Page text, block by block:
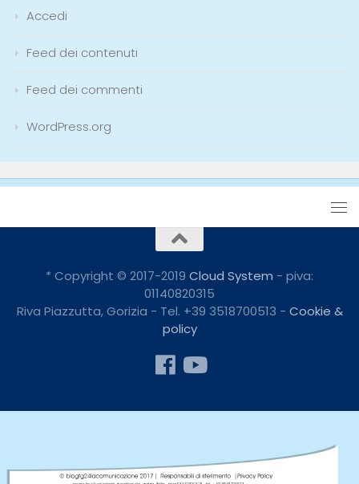
Accedi
Feed dei contenuti
Feed dei commenti
WordPress.org
* Copyright © 2017-2019 Cloud System - piva:
01140820315
Riva Piazzutta, Gorizia - Tel. +39 3518700513 - Cookie &
policy